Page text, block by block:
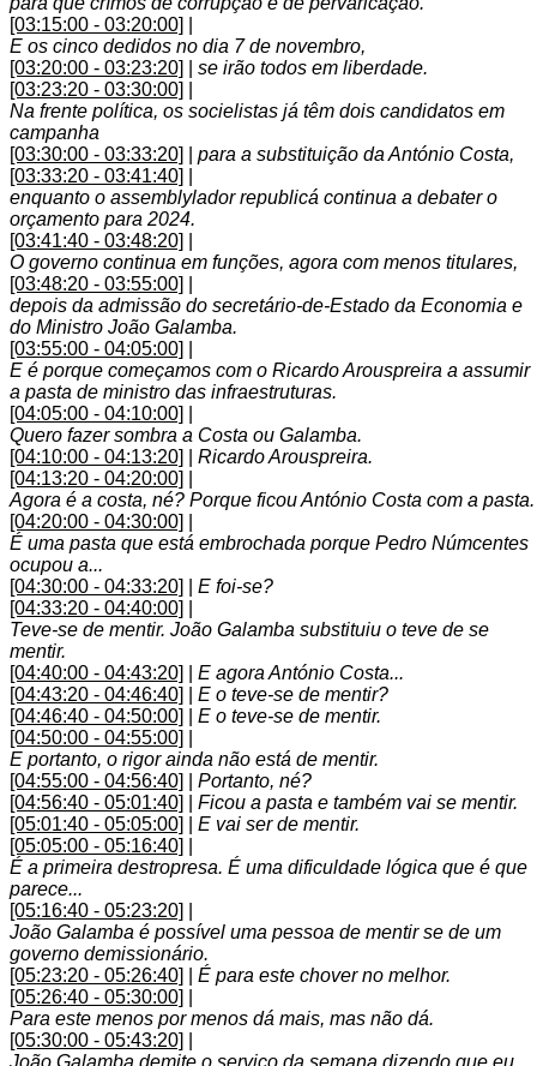
[03:15:00 - 03:20:00]
E os cinco dedidos no dia 7 de novembro,
[03:20:00 - 03:23:20]
se irão todos em liberdade.
[03:23:20 - 03:30:00]
Na frente política, os socielistas já têm dois candidatos em
campanha
[03:30:00 - 03:33:20]
para a substituição da António Costa,
[03:33:20 - 03:41:40]
enquanto o assemblylador republicá continua a debater o
orçamento para 2024.
[03:41:40 - 03:48:20]
O governo continua em funções, agora com menos titulares,
[03:48:20 - 03:55:00]
depois da admissão do secretário-de-Estado da Economia e
do Ministro João Galamba.
[03:55:00 - 04:05:00]
E é porque começamos com o Ricardo Arouspreira a assumir
a pasta de ministro das infraestruturas.
[04:05:00 - 04:10:00]
Quero fazer sombra a Costa ou Galamba.
[04:10:00 - 04:13:20]
Ricardo Arouspreira.
[04:13:20 - 04:20:00]
Agora é a costa, né? Porque ficou António Costa com a pasta.
[04:20:00 - 04:30:00]
É uma pasta que está embrochada porque Pedro Númcentes
ocupou a...
[04:30:00 - 04:33:20]
E foi-se?
[04:33:20 - 04:40:00]
Teve-se de mentir. João Galamba substituiu o teve de se
mentir.
[04:40:00 - 04:43:20]
E agora António Costa...
[04:43:20 - 04:46:40]
E o teve-se de mentir?
[04:46:40 - 04:50:00]
E o teve-se de mentir.
[04:50:00 - 04:55:00]
E portanto, o rigor ainda não está de mentir.
[04:55:00 - 04:56:40]
Portanto, né?
[04:56:40 - 05:01:40]
Ficou a pasta e também vai se mentir.
[05:01:40 - 05:05:00]
E vai ser de mentir.
[05:05:00 - 05:16:40]
É a primeira destropresa. É uma dificuldade lógica que é que
parece...
[05:16:40 - 05:23:20]
João Galamba é possível uma pessoa de mentir se de um
governo demissionário.
[05:23:20 - 05:26:40]
É para este chover no melhor.
[05:26:40 - 05:30:00]
Para este menos por menos dá mais, mas não dá.
[05:30:00 - 05:43:20]
João Galamba demite o serviço da semana dizendo que eu